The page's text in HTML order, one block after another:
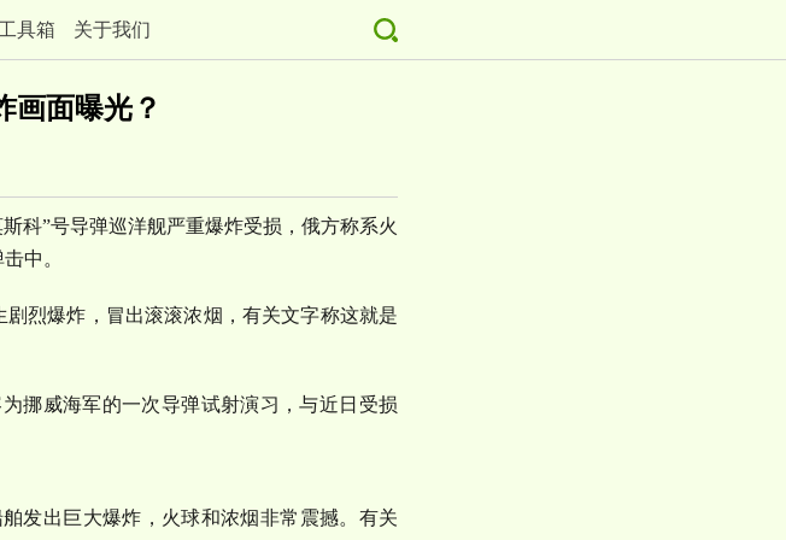
工具箱 关于我们
画面曝光？
科”号导弹巡洋舰严重爆炸受损，俄方称系火
中。
烈爆炸，冒出滚滚浓烟，有关文字称这就是
挪威海军的一次导弹试射演习，与近日受损
舶发出巨大爆炸，火球和浓烟非常震撼。有关